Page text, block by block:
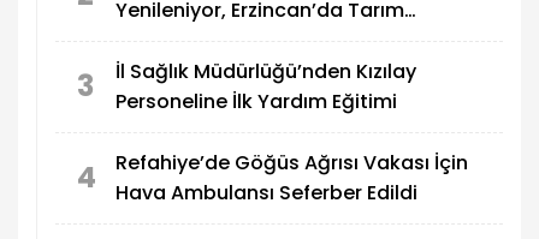
Yenileniyor, Erzincan’da Tarım
3
İl Sağlık Müdürlüğü’nden Kızılay
Personeline İlk Yardım Eğitimi
4
Refahiye’de Göğüs Ağrısı Vakası İçin
Hava Ambulansı Seferber Edildi